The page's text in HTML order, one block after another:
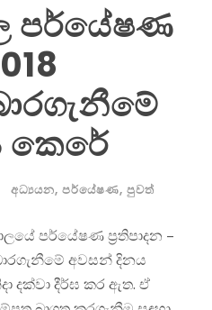
පර්යේෂණ
කෙරේ
අධ්‍යයන, පර්යේෂණ, පුවත්
පර්යේෂණ ප්‍රතිපාදන –
අවසන් දිනය
දක්වා දීර්ඝ කර ඇත. ඒ